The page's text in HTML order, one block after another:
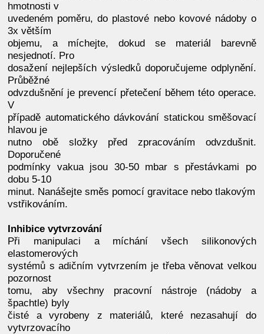
hmotnosti v
uvedeném poměru, do plastové nebo kovové nádoby o
3x větším
objemu, a míchejte, dokud se materiál barevně
nesjednotí. Pro
dosažení nejlepších výsledků doporučujeme odplynění.
Průběžné
odvzdušnění je prevencí přetečení během této operace.
V
případě automatického dávkování statickou směšovací
hlavou je
nutno obě složky před zpracováním odvzdušnit.
Doporučené
podmínky vakua jsou 30-50 mbar s přestávkami po
dobu 5-10
minut. Nanášejte směs pomocí gravitace nebo tlakovým
vstřikováním.
Inhibice vytvrzování
Při manipulaci a míchání všech silikonových
elastomerových
systémů s adičním vytvrzením je třeba věnovat velkou
pozornost
tomu, aby všechny pracovní nástroje (nádoby a
špachtle) byly
čisté a vyrobeny z materiálů, které nezasahují do
vytvrzovacího